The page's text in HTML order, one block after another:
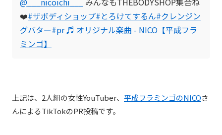
❤️#ザボディショップ#とろけてするん#クレンジン
グバター#pr♬ オリジナル楽曲 - NICO【平成フラ
ミンゴ】
上記は、2人組の女性YouTuber、 平成フラミンゴのNICOさ
んによるTikTokのPR投稿です。